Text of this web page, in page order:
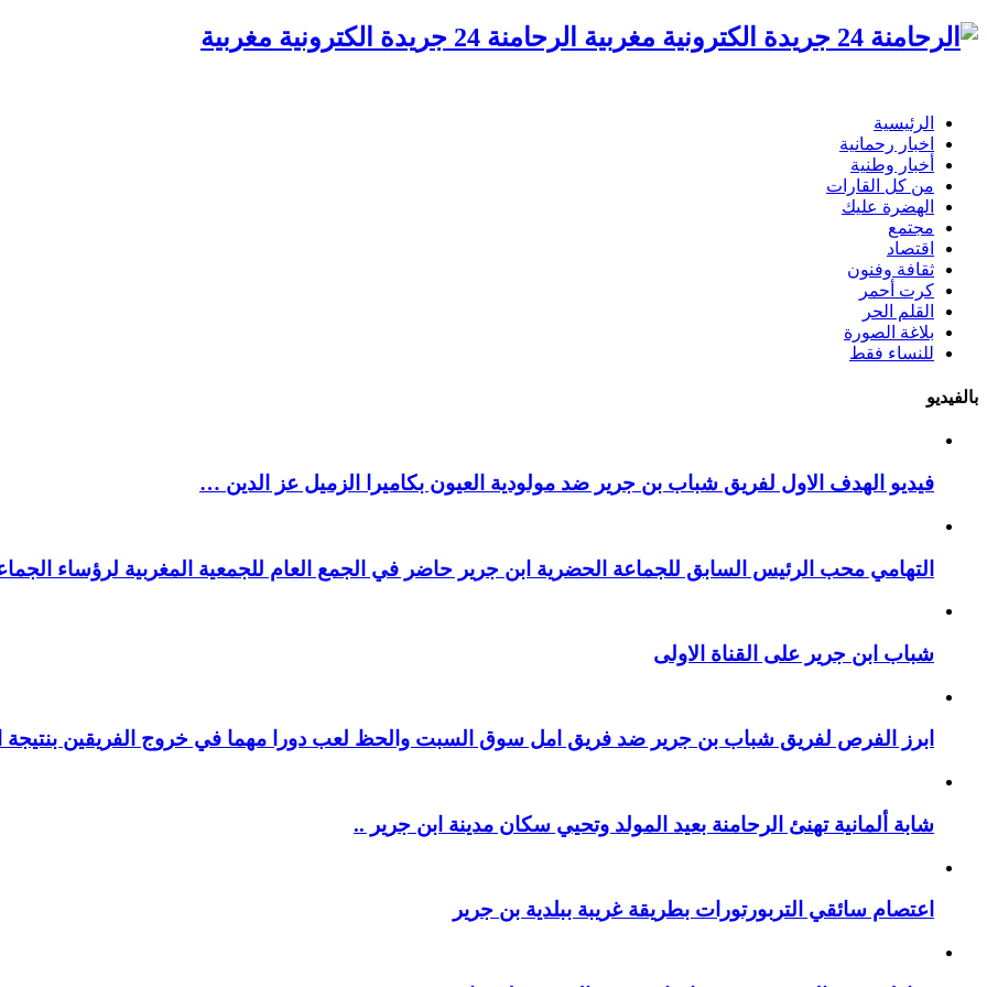
الرحامنة 24 جريدة الكترونية مغربية
الرئيسية
اخبار رحمانية
أخبار وطنية
من كل القارات
الهضرة عليك
مجتمع
اقتصاد
ثقافة وفنون
كرت أحمر
القلم الحر
بلاغة الصورة
للنساء فقط
بالفيديو
فيديو الهدف الاول لفريق شباب بن جرير ضد مولودية العيون بكاميرا الزميل عز الدين …
التهامي محب الرئيس السابق للجماعة الحضرية ابن جرير حاضر في الجمع العام للجمعية المغربية لرؤساء
شباب ابن جرير على القناة الاولى
ابرز الفرص لفريق شباب بن جرير ضد فريق امل سوق السبت والحظ لعب دورا مهما في خروج الفريقين بنتيجة
شابة ألمانية تهنئ الرحامنة بعيد المولد وتحيي سكان مدينة ابن جرير ..
اعتصام سائقي التربورتورات بطريقة غريبة ببلدية بن جرير